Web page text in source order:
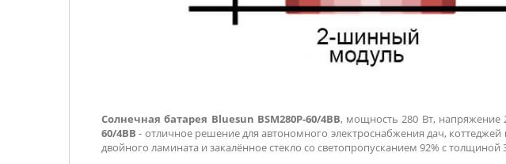
Солнечная батарея Bluesun BSM280P-60/4BB, мощность 280 Вт, напряжение
60/4BB - отличное решение для автономного электроснабжения дач,
двойного ламината и закалённое стекло со светопропусканием 92% с